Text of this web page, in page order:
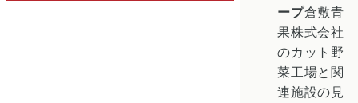
ープ倉敷青
果株式会社
のカット野
菜工場と関
連施設の見